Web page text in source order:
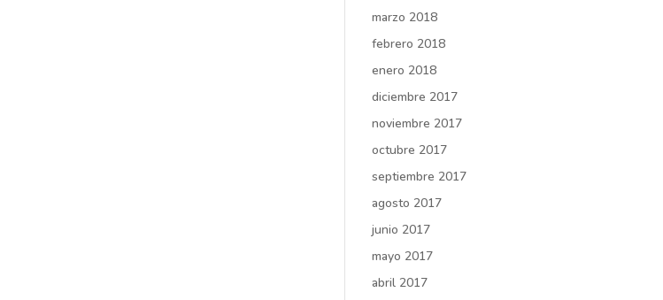
marzo 2018
febrero 2018
enero 2018
diciembre 2017
noviembre 2017
octubre 2017
septiembre 2017
agosto 2017
junio 2017
mayo 2017
abril 2017